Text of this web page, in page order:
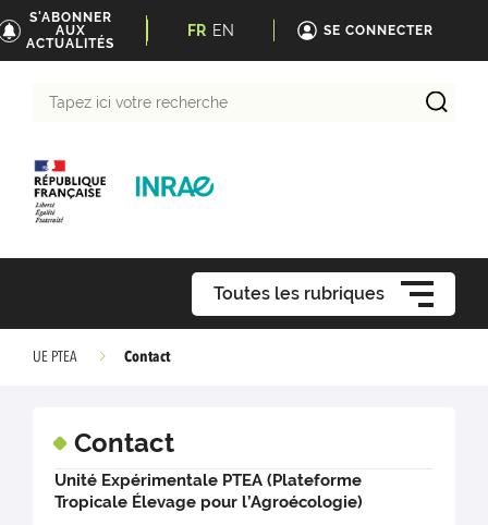
S'ABONNER
AUX
ACTUALITÉS
FR EN SE CONNECTER
Toutes les rubriques
UE PTEA Contact
Contact
Unité Expérimentale PTEA (Plateforme
Tropicale Élevage pour l’Agroécologie)